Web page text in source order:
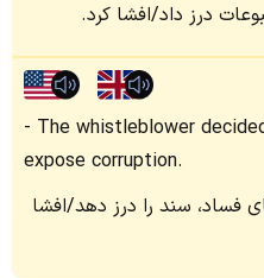
درز داد/افشا کرد.
The whistleblower
expose corruption.
فساد، سند را درز دهد/افشا